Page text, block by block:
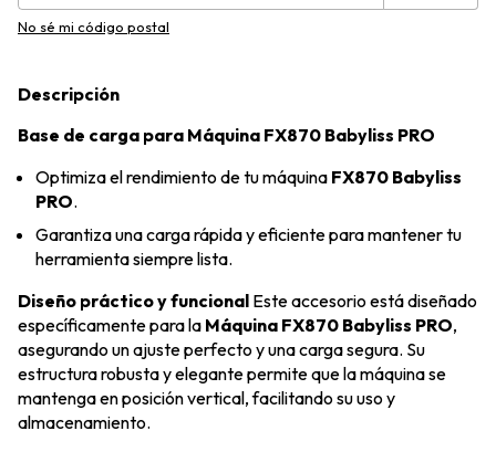
No sé mi código postal
Descripción
Base de carga para Máquina FX870 Babyliss PRO
Optimiza el rendimiento de tu máquina FX870 Babyliss
PRO.
Garantiza una carga rápida y eficiente para mantener tu
herramienta siempre lista.
Diseño práctico y funcional Este accesorio está diseñado
específicamente para la Máquina FX870 Babyliss PRO,
asegurando un ajuste perfecto y una carga segura. Su
estructura robusta y elegante permite que la máquina se
mantenga en posición vertical, facilitando su uso y
almacenamiento.